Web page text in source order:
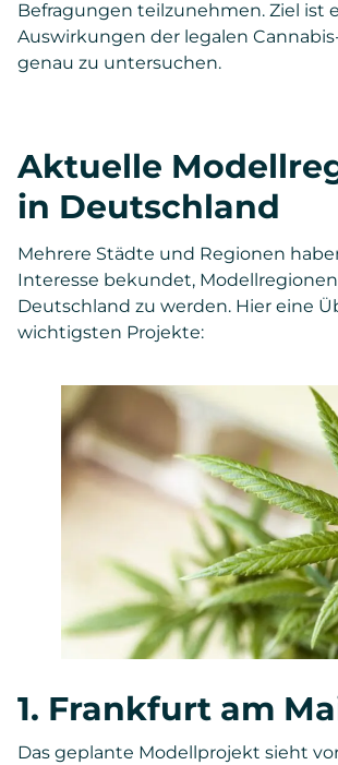
Befragungen teilzunehmen. Ziel ist
Auswirkungen der legalen
genau zu untersuchen.
Aktuelle
in Deutschland
Mehrere Städte und Regionen
Interesse bekundet,
Deutschland zu werden. Hier eine
wichtigsten Projekte:
1. Frankfurt am
Das geplante Modellprojekt sieht